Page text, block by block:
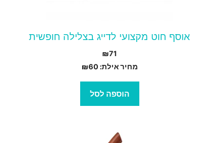
אוסף חוט מקצועי לדייג בצלילה חופשית
₪71
מחיר אילת:
₪60
הוספה לסל